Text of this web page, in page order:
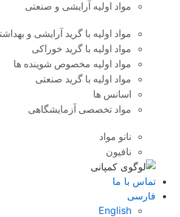
مواد اولیه آرایشی و صنعتی
مواد اولیه با گرید آرایشی و بهداشتی
مواد اولیه با گرید خوراکی
مواد اولیه مخصوص شوینده ها
مواد اولیه با گرید صنعتی
اسانس ها
مواد تخصصی آزمایشگاهی
نانو مواد
نافیون
تماس با ما
فارسی
English